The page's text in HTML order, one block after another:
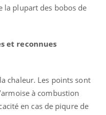
la plupart des bobos de
et reconnues
chaleur. Les points sont
à combustion
en cas de piqure de